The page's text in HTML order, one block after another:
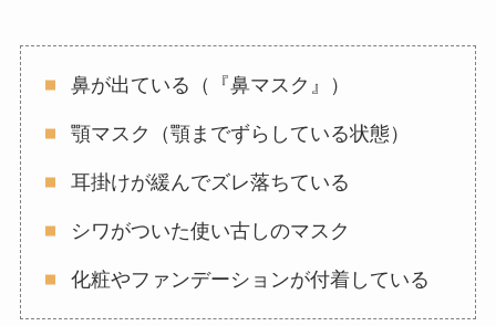
鼻が出ている（『鼻マスク』）
顎マスク（顎までずらしている状態）
耳掛けが緩んでズレ落ちている
シワがついた使い古しのマスク
化粧やファンデーションが付着している